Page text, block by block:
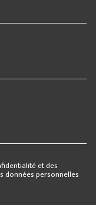
et des
données personnelles